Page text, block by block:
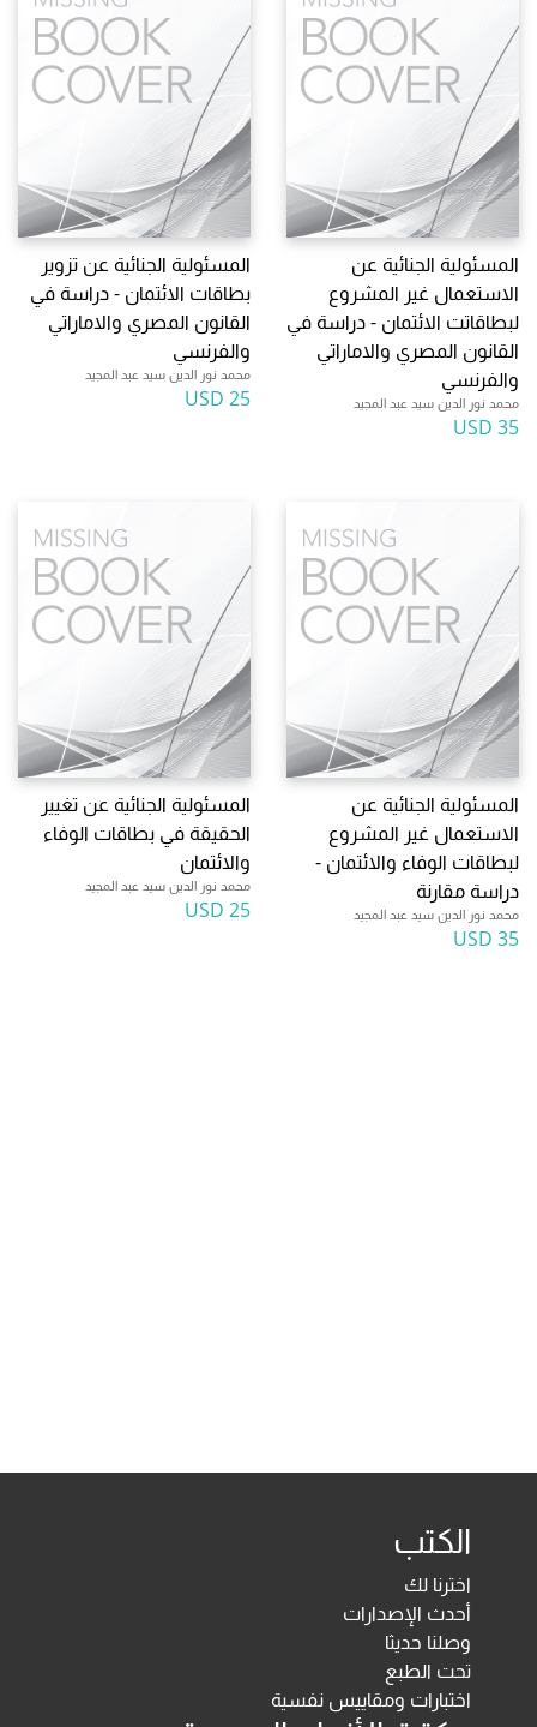
المسئولية الجنائية عن
الاستعمال غير المشروع
لبطاقاتت الائتمان - دراسة في
القانون المصري والاماراتي
والفرنسي
محمد نور الدين سيد عبد المجيد
35 USD
المسئولية الجنائية عن تزوير
بطاقات الائتمان - دراسة في
القانون المصري والاماراتي
والفرنسي
محمد نور الدين سيد عبد المجيد
25 USD
المسئولية الجنائية عن
الاستعمال غير المشروع
لبطاقات الوفاء والائتمان -
دراسة مقارنة
محمد نور الدين سيد عبد المجيد
35 USD
المسئولية الجنائية عن تغيير
الحقيقة في بطاقات الوفاء
والائتمان
محمد نور الدين سيد عبد المجيد
25 USD
الكتب
اخترنا لك
أحدث الإصدارات
وصلنا حديثا
تحت الطبع
اختبارات ومقاييس نفسية